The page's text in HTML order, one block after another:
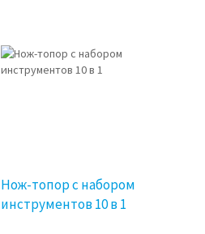
Нож-топор с набором
инструментов 10 в 1